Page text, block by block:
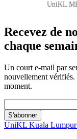
UniKL
Recevez de
chaque
Un court e-mail par
nouvellement vérifiés.
moment.
S'abonner
UniKL Kuala